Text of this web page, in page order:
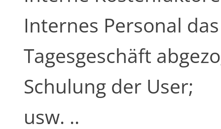
Internes Personal
Tagesgeschäft
Schulung der User;
usw. ..